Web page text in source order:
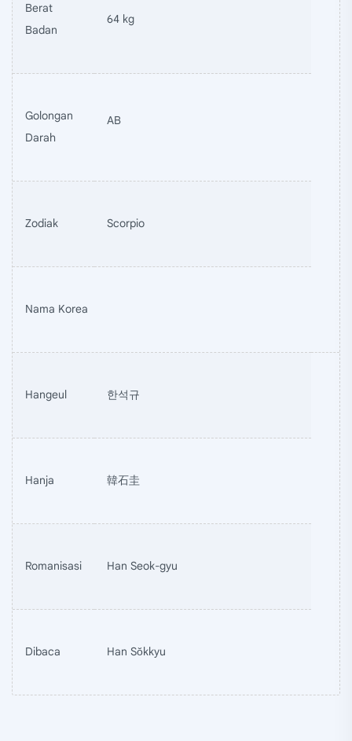
Berat
Badan
64 kg
Golongan
Darah
AB
Zodiak Scorpio
Nama Korea
Hangeul 한석규
Hanja 韓石圭
Romanisasi Han Seok-gyu
Dibaca Han Sŏkkyu